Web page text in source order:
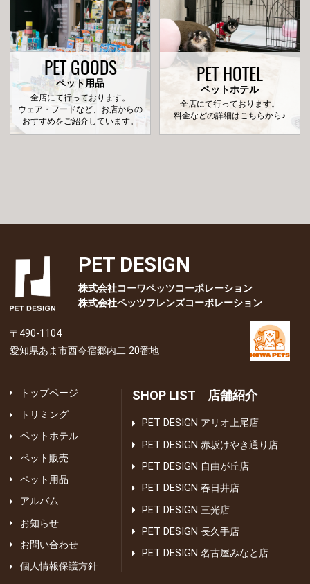
PET GOODS
ペット用品
全店にて行っております。
ウェア・フードなど、お店からの
おすすめをご紹介しています。
PET HOTEL
ペットホテル
全店にて行っております。
料金などの詳細はこちらから♪
PET DESIGN
株式会社コーワペッツコーポレーション
株式会社ペッツフレンズコーポレーション
〒490-1104
愛知県あま市西今宿郷内二 20番地
トップページ
トリミング
ペットホテル
ペット販売
ペット用品
アルバム
お知らせ
お問い合わせ
個人情報保護方針
SHOP LIST 店舗紹介
PET DESIGN アリオ上尾店
PET DESIGN 赤坂けやき通り店
PET DESIGN 自由が丘店
PET DESIGN 春日井店
PET DESIGN 三光店
PET DESIGN 長久手店
PET DESIGN 名古屋みなと店